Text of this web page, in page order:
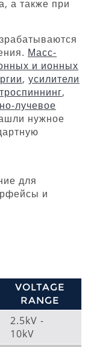
а также при
Масс-
и ионных
, усилители
,
лучевое
нужное
для
и
VOLTAGE
RANGE
2.5kV -
10kV